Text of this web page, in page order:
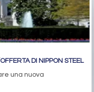
DI NIPPON STEEL
una nuova